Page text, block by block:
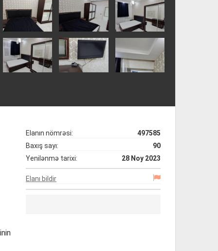
Elanın nömrəsi:
497585
Baxış sayı:
90
Yenilənmə tarixi:
28 Noy 2023
Elanı bildir